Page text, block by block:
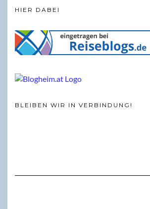
HIER DABEI
BLEIBEN WIR IN VERBINDUNG!